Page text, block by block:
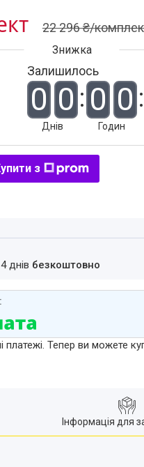
22 296 ₴/
Залишилось
0 0
Днів
0 0
Годин
з
днів безкоштовно
платежі. Тепер ви можете
Інформація для